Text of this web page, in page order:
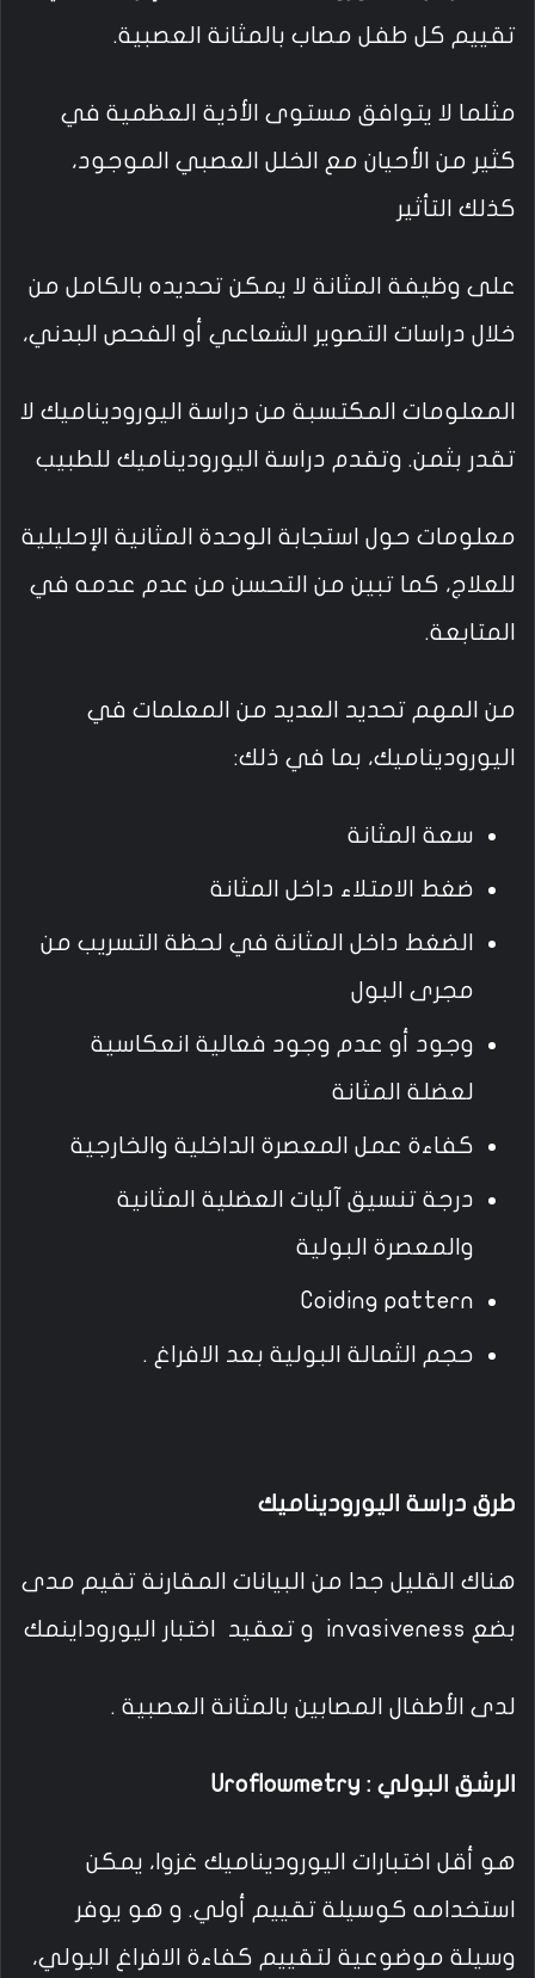
تقييم كل طفل مصاب بالمثانة العصبية.
مثلما لا يتوافق مستوى الأذية العظمية في
كثير من الأحيان مع الخلل العصبي الموجود،
كذلك التأثير
على وظيفة المثانة لا يمكن تحديده بالكامل من
خلال دراسات التصوير الشعاعي أو الفحص البدني،
المعلومات المكتسبة من دراسة اليوروديناميك لا
تقدر بثمن. وتقدم دراسة اليوروديناميك للطبيب
معلومات حول استجابة الوحدة المثانية الإحليلية
للعلاج، كما تبين من التحسن من عدم عدمه في
المتابعة.
من المهم تحديد العديد من المعلمات في
اليوروديناميك، بما في ذلك:
سعة المثانة
ضغط الامتلاء داخل المثانة
الضغط داخل المثانة في لحظة التسريب من
مجرى البول
وجود أو عدم وجود فعالية انعكاسية
لعضلة المثانة
كفاءة عمل المعصرة الداخلية والخارجية
درجة تنسيق آليات العضلية المثانية
والمعصرة البولية
Coiding pattern
حجم الثمالة البولية بعد الافراغ .
طرق دراسة اليوروديناميك
هناك القليل جدا من البيانات المقارنة تقيم مدى
بضع invasiveness و تعقيد اختبار اليوروداينمك
لدى الأطفال المصابين بالمثانة العصبية .
الرشق البولي : Uroflowmetry
هو أقل اختبارات اليوروديناميك غزوا، يمكن
استخدامه كوسيلة تقييم أولي. و هو يوفر
وسيلة موضوعية لتقييم كفاءة الافراغ البولي،